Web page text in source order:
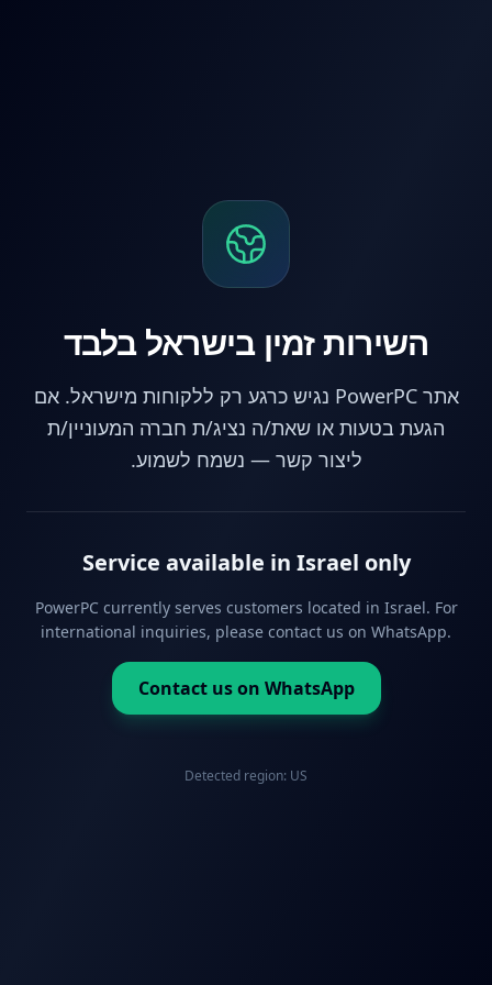
השירות זמין בישראל בלבד
אתר PowerPC נגיש כרגע רק ללקוחות מישראל. אם
הגעת בטעות או שאת/ה נציג/ת חברה המעוניין/ת
ליצור קשר — נשמח לשמוע.
Service available in Israel only
PowerPC currently serves customers located in Israel. For
international inquiries, please contact us on WhatsApp.
Contact us on WhatsApp
Detected region: US